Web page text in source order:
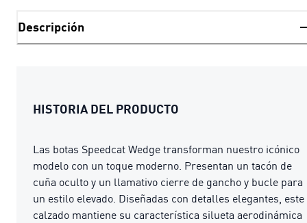
Descripción
HISTORIA DEL PRODUCTO
Las botas Speedcat Wedge transforman nuestro icónico
modelo con un toque moderno. Presentan un tacón de
cuña oculto y un llamativo cierre de gancho y bucle para
un estilo elevado. Diseñadas con detalles elegantes, este
calzado mantiene su característica silueta aerodinámica